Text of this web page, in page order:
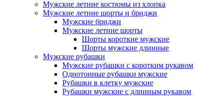
Мужские летние костюмы из хлопка
Мужские летние шорты и бриджи
Мужские бриджи
Мужские летние шорты
Шорты короткие мужские
Шорты мужские длинные
Мужские рубашки
Мужские рубашки с коротким рукавом
Однотонные рубашки мужские
Рубашки в клетку мужские
Рубашки мужские с длинным рукавом